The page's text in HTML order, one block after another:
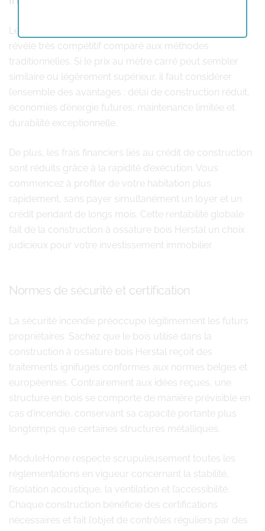
Le coût d’une construction à ossature bois Herstal se
révèle très compétitif comparé aux méthodes
traditionnelles. Si le prix au mètre carré peut sembler
similaire ou légèrement supérieur, il faut considérer
l’ensemble des avantages : délai de construction réduit,
économies d’énergie futures, maintenance limitée et
durabilité exceptionnelle.
De plus, les frais financiers liés au crédit de construction
sont réduits grâce à la rapidité d’exécution. Vous
commencez à profiter de votre habitation plus
rapidement, sans payer simultanément un loyer et un
crédit pendant de longs mois. Cette rentabilité globale
fait de la construction à ossature bois Herstal un choix
judicieux pour votre investissement immobilier.
Normes de sécurité et certification
La sécurité incendie préoccupe légitimement les futurs
propriétaires. Sachez que le bois utilisé dans la
construction à ossature bois Herstal reçoit des
traitements ignifuges conformes aux normes belges et
européennes. Contrairement aux idées reçues, une
structure en bois se comporte de manière prévisible en
cas d’incendie, conservant sa capacité portante plus
longtemps que certaines structures métalliques.
ModuleHome respecte scrupuleusement toutes les
réglementations en vigueur concernant la stabilité,
l’isolation acoustique, la ventilation et l’accessibilité.
Chaque construction bénéficie des certifications
nécessaires et fait l’objet de contrôles réguliers par des